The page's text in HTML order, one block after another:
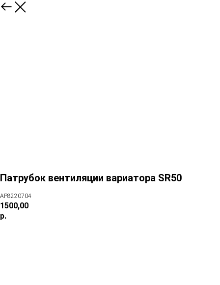
Патрубок вентиляции вариатора SR50
AP8220704
1500,00
р.